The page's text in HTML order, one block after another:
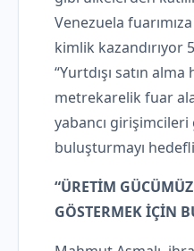
Venezuela
kimlik kazandırıyor
“Yurtdışı satın
metrekarelik fuar
yabancı
buluşturmayı
“ÜRETİM
GÖSTERMEK İÇİN